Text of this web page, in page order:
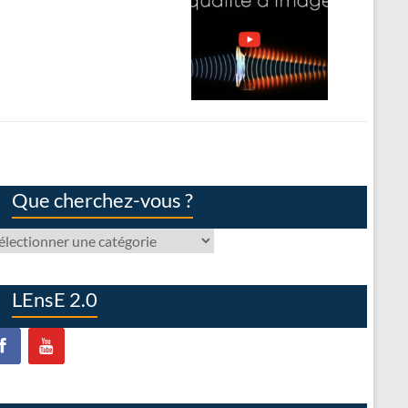
Que cherchez-vous ?
LEnsE 2.0